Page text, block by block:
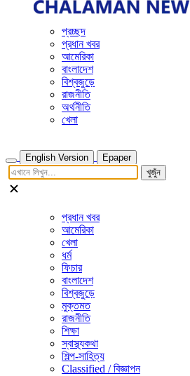
প্রচ্ছদ
প্রধান খবর
আমেরিকা
বাংলাদেশ
বিশ্বজুড়ে
রাজনীতি
অর্থনীতি
খেলা
English Version
Epaper
খুজুঁন
প্রধান খবর
আমেরিকা
খেলা
ধর্ম
ফিচার
বাংলাদেশ
বিশ্বজুড়ে
মুক্তমত
রাজনীতি
শিক্ষা
স্বাস্থ্যকথা
শিল্প-সাহিত্য
Classified / বিজ্ঞাপন